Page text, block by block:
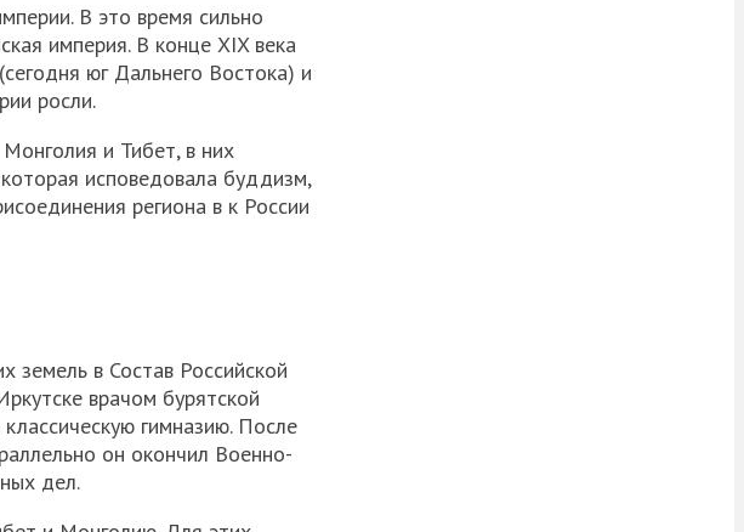
В это время сильно
империя. В конце XIX века
юг Дальнего Востока) и
росли.
и Тибет, в них
исповедовала буддизм,
региона в к России
в Состав Российской
врачом бурятской
гимназию. После
он окончил Военно-
дел.